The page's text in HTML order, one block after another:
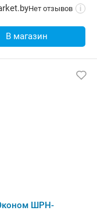
Нет отзывов i
В магазин
ШРН-